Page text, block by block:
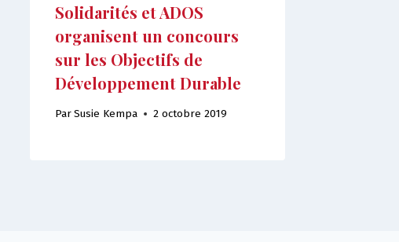
Solidarités et ADOS
organisent un concours
sur les Objectifs de
Développement Durable
Par Susie Kempa 2 octobre 2019